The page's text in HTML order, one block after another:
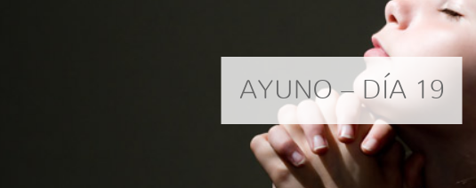
AYUNO – DÍA 19